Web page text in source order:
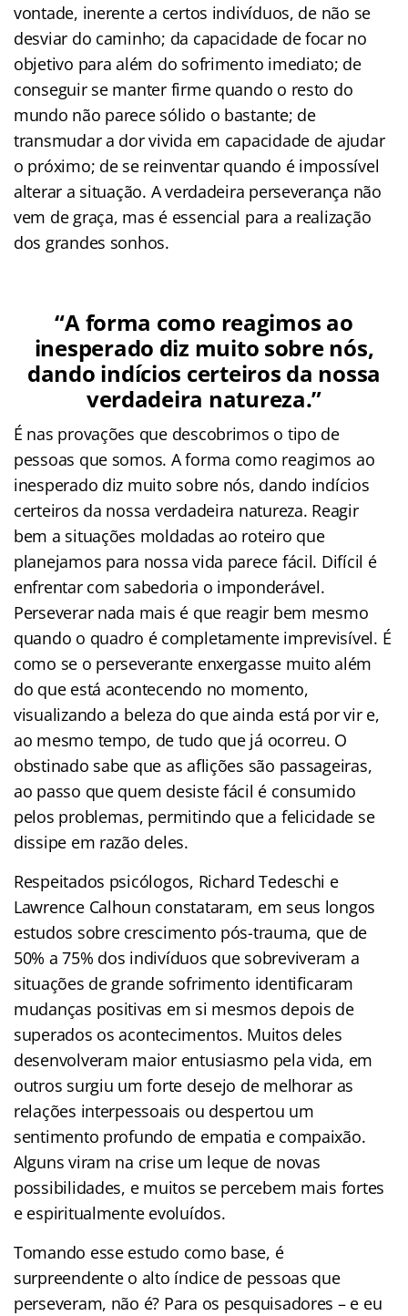
vontade, inerente a certos indivíduos, de não se
desviar do caminho; da capacidade de focar no
objetivo para além do sofrimento imediato; de
conseguir se manter firme quando o resto do
mundo não parece sólido o bastante; de
transmudar a dor vivida em capacidade de ajudar
o próximo; de se reinventar quando é impossível
alterar a situação. A verdadeira perseverança não
vem de graça, mas é essencial para a realização
dos grandes sonhos.
“A forma como reagimos ao
inesperado diz muito sobre nós,
dando indícios certeiros da nossa
verdadeira natureza.”
É nas provações que descobrimos o tipo de
pessoas que somos. A forma como reagimos ao
inesperado diz muito sobre nós, dando indícios
certeiros da nossa verdadeira natureza. Reagir
bem a situações moldadas ao roteiro que
planejamos para nossa vida parece fácil. Difícil é
enfrentar com sabedoria o imponderável.
Perseverar nada mais é que reagir bem mesmo
quando o quadro é completamente imprevisível. É
como se o perseverante enxergasse muito além
do que está acontecendo no momento,
visualizando a beleza do que ainda está por vir e,
ao mesmo tempo, de tudo que já ocorreu. O
obstinado sabe que as aflições são passageiras,
ao passo que quem desiste fácil é consumido
pelos problemas, permitindo que a felicidade se
dissipe em razão deles.
Respeitados psicólogos, Richard Tedeschi e
Lawrence Calhoun constataram, em seus longos
estudos sobre crescimento pós-trauma, que de
50% a 75% dos indivíduos que sobreviveram a
situações de grande sofrimento identificaram
mudanças positivas em si mesmos depois de
superados os acontecimentos. Muitos deles
desenvolveram maior entusiasmo pela vida, em
outros surgiu um forte desejo de melhorar as
relações interpessoais ou despertou um
sentimento profundo de empatia e compaixão.
Alguns viram na crise um leque de novas
possibilidades, e muitos se percebem mais fortes
e espiritualmente evoluídos.
Tomando esse estudo como base, é
surpreendente o alto índice de pessoas que
perseveram, não é? Para os pesquisadores – e eu